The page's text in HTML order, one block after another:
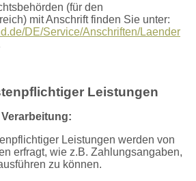
(für den
mit Anschrift finden Sie unter:
DE/Service/Anschriften/Laender
Leistungen
Leistungen werden von
erfragt, wie z.B. Zahlungsangaben,
zu können.